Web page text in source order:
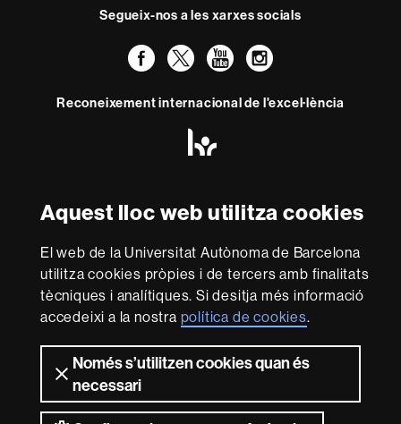
Aquest lloc web utilitza cookies
El web de la Universitat Autònoma de Barcelona
utilitza cookies pròpies i de tercers amb finalitats
tècniques i analítiques. Si desitja més informació
accedeixi a la nostra política de cookies.
Només s’utilitzen cookies quan és
necessari
Segueix-nos a les xarxes socials
Facebook
TwitterYouTube
Instagram
Reconeixement internacional de l'excel·lència
-
Euraxess
Amb el finançament de
Sobre
aquest
Protecció de dades Sobre el
web Accessibilitat web Mapa del web UAB
2026 Universitat Autònoma de Barcelona